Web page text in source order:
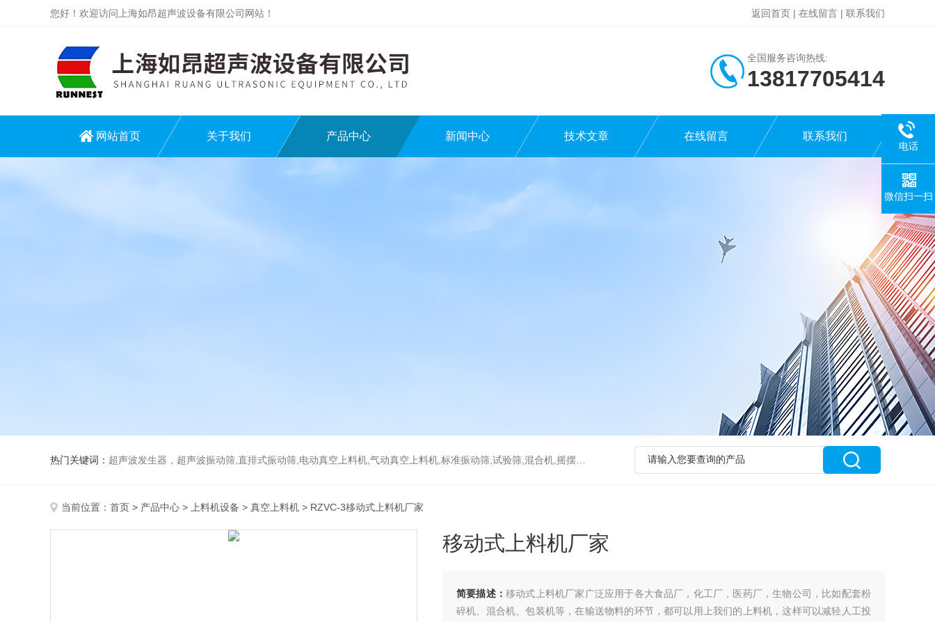
您好！欢迎访问上海如昂超声波设备有限公司网站！ 返回首页 | 在线留言 | 联系我们
全国服务咨询热线:
13817705414
网站首页 关于我们 产品中心 新闻中心 技术文章 在线留言 联系我们
热门关键词： 超声波发生器，超声波振动筛,直排式振动筛,电动真空上料机,气动真空上料机,标准振动筛,试验筛,混合机,摇摆筛，检验筛
当前位置： 首页 > 产品中心 > 上料机设备 > 真空上料机 > RZVC-3移动式上料机厂家
移动式上料机厂家
简要描述： 移动式上料机厂家广泛应用于各大食品厂，化工厂，医药厂，生物公司，比如配套粉
碎机、混合机、包装机等，在输送物料的环节，都可以用上我们的上料机，这样可以减轻人工投
电话
微信扫一扫